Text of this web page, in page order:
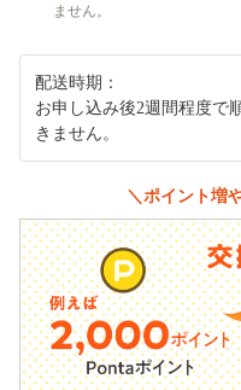
ません。
配送時期：
お申し込み後2週間程度
きません。
＼ポイント増